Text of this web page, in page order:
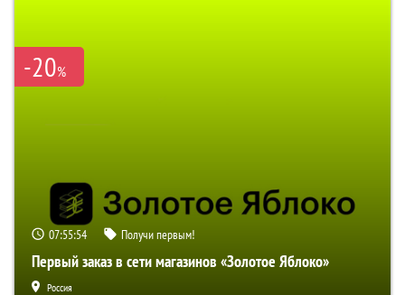
-20%
07:55:53 Получи первым!
Первый заказ в сети магазинов «Золотое Яблоко»
Россия